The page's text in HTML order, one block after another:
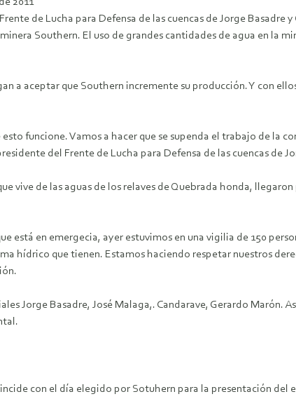
de Lucha para Defensa de las cuencas de Jorge
Southern. El uso de grandes cantidades de agua en la
a aceptar que Southern incremente su producción. Y con
funcione. Vamos a hacer que se supenda el trabajo de la
del Frente de Lucha para Defensa de las cuencas de
vive de las aguas de los relaves de Quebrada honda,
está en emergecia, ayer estuvimos en una vigilia de 150
hídrico que tienen. Estamos haciendo respetar nuestros
Jorge Basadre, José Malaga,. Candarave, Gerardo
con el día elegido por Sotuhern para la presentación